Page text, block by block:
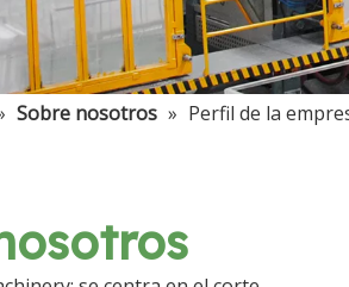
Sobre nosotros » Perfil de la